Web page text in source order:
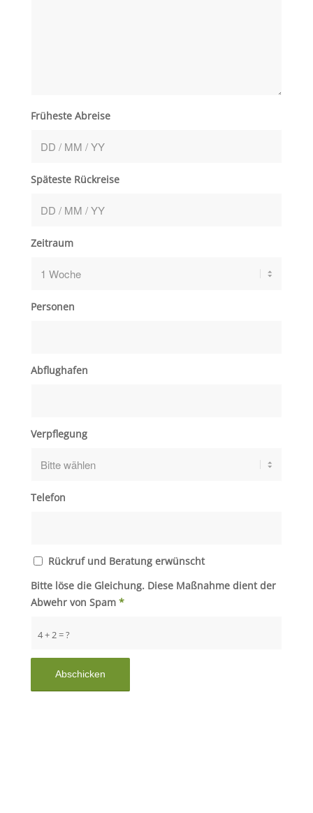
Früheste Abreise
Späteste Rückreise
Zeitraum
Personen
Abflughafen
Verpflegung
Telefon
Rückruf und Beratung erwünscht
4 + 2 = ?
Bitte löse die Gleichung. Diese Maßnahme dient der
Abwehr von Spam *